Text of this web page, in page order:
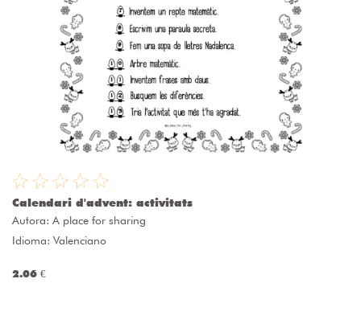
Calendari d'advent: activitats
Autora: A place for sharing
Idioma: Valenciano
2.06 €